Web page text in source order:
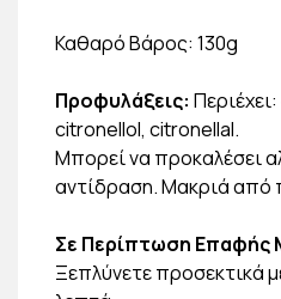
Καθαρό Βάρος: 130g
Προφυλάξεις:
citronellol, citronellal.
Μπορεί να προκαλέσει
αντίδραση. Μακριά από
Σε Περίπτωση Επαφής
Ξεπλύνετε προσεκτικά